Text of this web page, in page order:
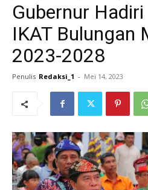
Gubernur
IKAT Bulungan
2023-2028
Penulis Redaksi_1 - Mei 14, 2023